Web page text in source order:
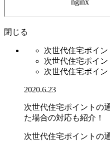
閉じる
次世代住宅ポイ
次世代住宅ポイ
次世代住宅ポイ
2020.6.23
次世代住宅ポイントの
た場合の対応も紹介！
次世代住宅ポイントの